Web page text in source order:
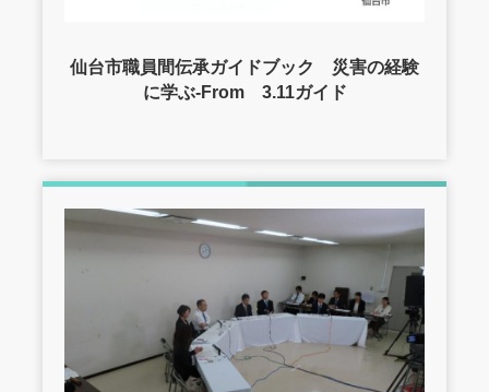
仙台市職員間伝承ガイドブック 災害の経験
に学ぶ-From 3.11ガイド